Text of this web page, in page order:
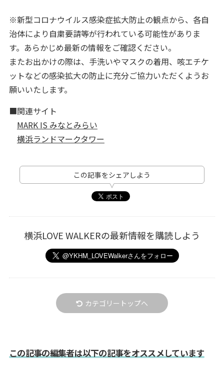
※新型コロナウイルス感染症拡大防止の観点から、各自
治体により自粛要請等が行われている可能性がありま
す。あらかじめ最新の情報をご確認ください。
またお出かけの際は、手洗いやマスクの着用、咳エチケ
ットなどの感染拡大の防止に充分ご協力いただくようお
願いいたします。
■関連サイト
MARK IS みなとみらい
横浜ランドマークタワー
この記事をシェアしよう
横浜LOVE WALKERの最新情報を購読しよう
カテゴリートップへ
この記事の編集者は以下の記事をオススメしています